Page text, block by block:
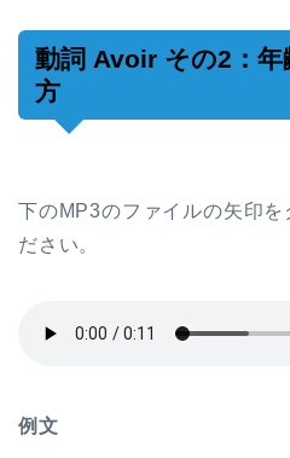
動詞 Avoir その2：年
方
下のMP3のファイルの矢印を
ださい。
例文